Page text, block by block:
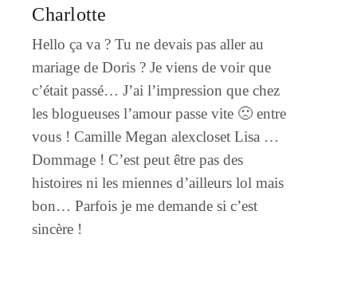
Charlotte
Hello ça va ? Tu ne devais pas aller au
mariage de Doris ? Je viens de voir que
c’était passé… J’ai l’impression que chez
les blogueuses l’amour passe vite 🙁 entre
vous ! Camille Megan alexcloset Lisa …
Dommage ! C’est peut être pas des
histoires ni les miennes d’ailleurs lol mais
bon… Parfois je me demande si c’est
sincère !